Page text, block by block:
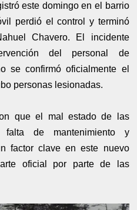
este domingo en el barrio
perdió el control y terminó
Chavero. El incidente
del personal de
se confirmó oficialmente el
personas lesionadas.
que el mal estado de las
de mantenimiento y
factor clave en este nuevo
oficial por parte de las